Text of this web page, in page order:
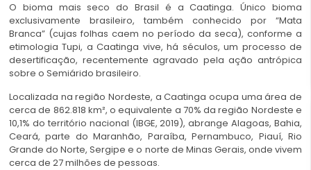
O bioma mais seco do Brasil é a Caatinga. Único bioma
exclusivamente brasileiro, também conhecido por “Mata
Branca” (cujas folhas caem no período da seca), conforme a
etimologia Tupi, a Caatinga vive, há séculos, um processo de
desertificação, recentemente agravado pela ação antrópica
sobre o Semiárido brasileiro.
Localizada na região Nordeste, a Caatinga ocupa uma área de
cerca de 862.818 km², o equivalente a 70% da região Nordeste e
10,1% do território nacional (IBGE, 2019), abrange Alagoas, Bahia,
Ceará, parte do Maranhão, Paraíba, Pernambuco, Piauí, Rio
Grande do Norte, Sergipe e o norte de Minas Gerais, onde vivem
cerca de 27 milhões de pessoas.